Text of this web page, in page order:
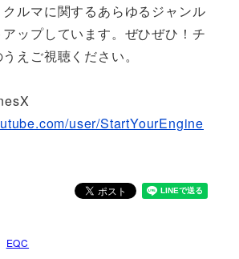
ルマに関するあらゆるジャンル
ップしています。ぜひぜひ！チ
えご視聴ください。
user/StartYourEngine
EQC